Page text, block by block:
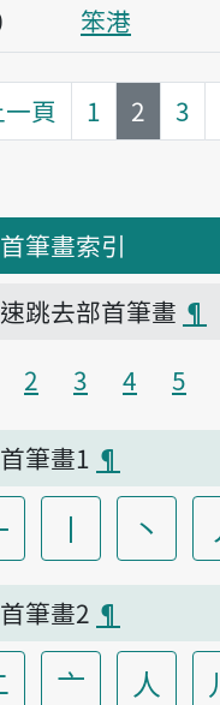
笨港
一頁 1 第
2 3
筆畫索引
跳去部首筆畫 ¶
2 3 4 5
筆畫1 ¶
丨 丶
筆畫2 ¶
亠 人